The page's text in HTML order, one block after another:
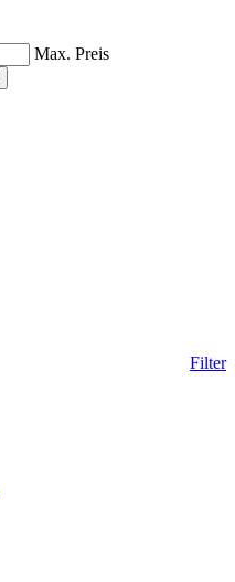
Max. Preis
Filter